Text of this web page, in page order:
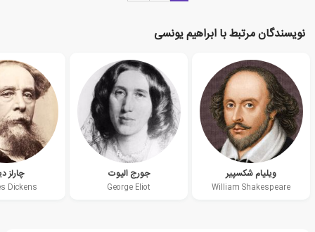
نویسندگان مرتبط با ابراهیم یونسی
ویلیام شکسپیر
William Shakespeare
جورج الیوت
George Eliot
چارلز
Dickens